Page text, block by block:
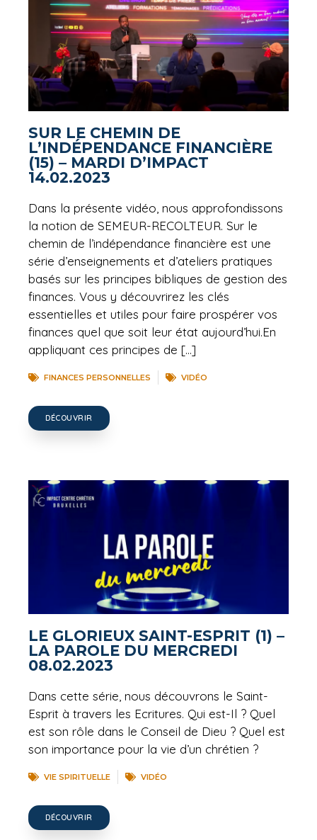
SUR LE CHEMIN DE
L’INDÉPENDANCE FINANCIÈRE
(15) – MARDI D’IMPACT
14.02.2023
Dans la présente vidéo, nous approfondissons
la notion de SEMEUR-RECOLTEUR. Sur le
chemin de l’indépendance financière est une
série d’enseignements et d’ateliers pratiques
basés sur les principes bibliques de gestion des
finances. Vous y découvrirez les clés
essentielles et utiles pour faire prospérer vos
finances quel que soit leur état aujourd’hui.En
appliquant ces principes de […]
FINANCES PERSONNELLES VIDÉO
DÉCOUVRIR
LE GLORIEUX SAINT-ESPRIT (1) –
LA PAROLE DU MERCREDI
08.02.2023
Dans cette série, nous découvrons le Saint-
Esprit à travers les Ecritures. Qui est-Il ? Quel
est son rôle dans le Conseil de Dieu ? Quel est
son importance pour la vie d’un chrétien ?
VIE SPIRITUELLE VIDÉO
DÉCOUVRIR